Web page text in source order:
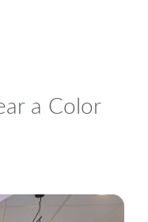
a Color